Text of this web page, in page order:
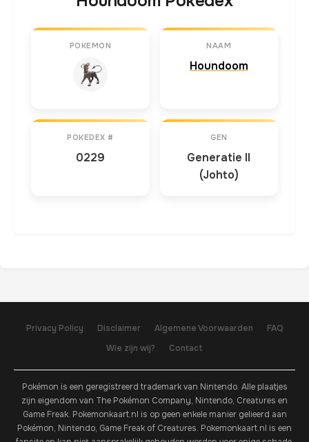
POKEMON NAAM
Houndoom
POKEDEX #
0229
GEN
Generatie II
(Johto)
Privacy Policy Disclaimer Algemene Voorwaarden
FAQ
Wie zijn wij?
Contact
Pokémon is een geregistreerd trademark van Nintendo. Alle plaatjes
zijn eigendom van The Pokémon Company, Nintendo, Creatures en
Game Freak. Pokemonkaart.nl is op geen enkele manier gelieerd aan
Pokémon, Nintendo, Game Freak of Creatures. Pokemonkaart.nl is een